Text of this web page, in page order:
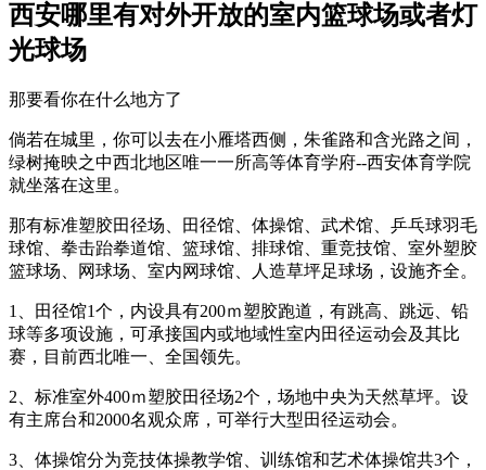
西安哪里有对外开放的室内篮球场或者灯
光球场
那要看你在什么地方了
倘若在城里，你可以去在小雁塔西侧，朱雀路和含光路之间，
绿树掩映之中西北地区唯一一所高等体育学府--西安体育学院
就坐落在这里。
那有标准塑胶田径场、田径馆、体操馆、武术馆、乒乓球羽毛
球馆、拳击跆拳道馆、篮球馆、排球馆、重竞技馆、室外塑胶
篮球场、网球场、室内网球馆、人造草坪足球场，设施齐全。
1、田径馆1个，内设具有200ｍ塑胶跑道，有跳高、跳远、铅
球等多项设施，可承接国内或地域性室内田径运动会及其比
赛，目前西北唯一、全国领先。
2、标准室外400ｍ塑胶田径场2个，场地中央为天然草坪。设
有主席台和2000名观众席，可举行大型田径运动会。
3、体操馆分为竞技体操教学馆、训练馆和艺术体操馆共3个，